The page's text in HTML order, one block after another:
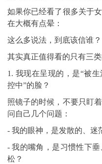
如果你已经看了很多关于
在大概有点晕：
这么多说法，到底该信谁？
其实真正值得看的只有三类
1. 我现在呈现的，是“被
控中”的脸？
照镜子的时候，不要只盯
问自己几个问题：
- 我的眼神，是发散的、迷
- 我的嘴角，是习惯性下
松？